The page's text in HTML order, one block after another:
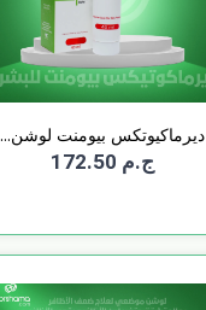
ديرماكيوتكس بيومنت لوشن...
ج.م 172.50